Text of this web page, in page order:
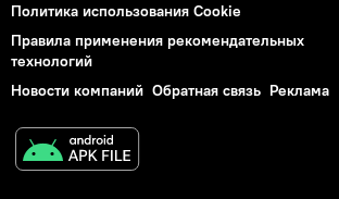
Политика использования Cookie
Правила применения рекомендательных
технологий
Новости компаний Обратная связь Реклама